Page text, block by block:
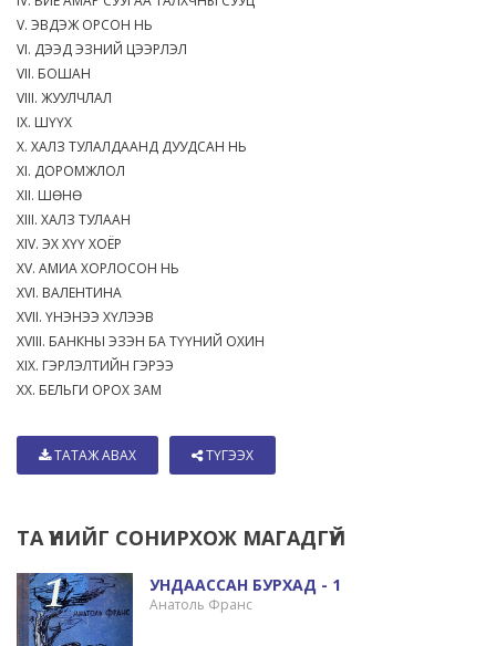
V. ЭВДЭЖ ОРСОН НЬ
VI. ДЭЭД ЭЗНИЙ ЦЭЭРЛЭЛ
VII. БОШАН
VIII. ЖУУЛЧЛАЛ
IX. ШҮҮХ
X. ХАЛЗ ТУЛАЛДААНД ДУУДСАН НЬ
XI. ДОРОМЖЛОЛ
XII. ШӨНӨ
XIII. ХАЛЗ ТУЛААН
XIV. ЭХ ХҮҮ ХОЁР
XV. АМИА ХОРЛОСОН НЬ
XVI. ВАЛЕНТИНА
XVII. ҮНЭНЭЭ ХҮЛЭЭВ
XVIII. БАНКНЫ ЭЗЭН БА ТҮҮНИЙ ОХИН
XIX. ГЭРЛЭЛТИЙН ГЭРЭЭ
XX. БЕЛЬГИ ОРОХ ЗАМ
ТАТАЖ АВАХ ТҮГЭЭХ
ТА ҮҮНИЙГ СОНИРХОЖ МАГАДГҮЙ
УНДААССАН БУРХАД - 1
Анатоль Франс